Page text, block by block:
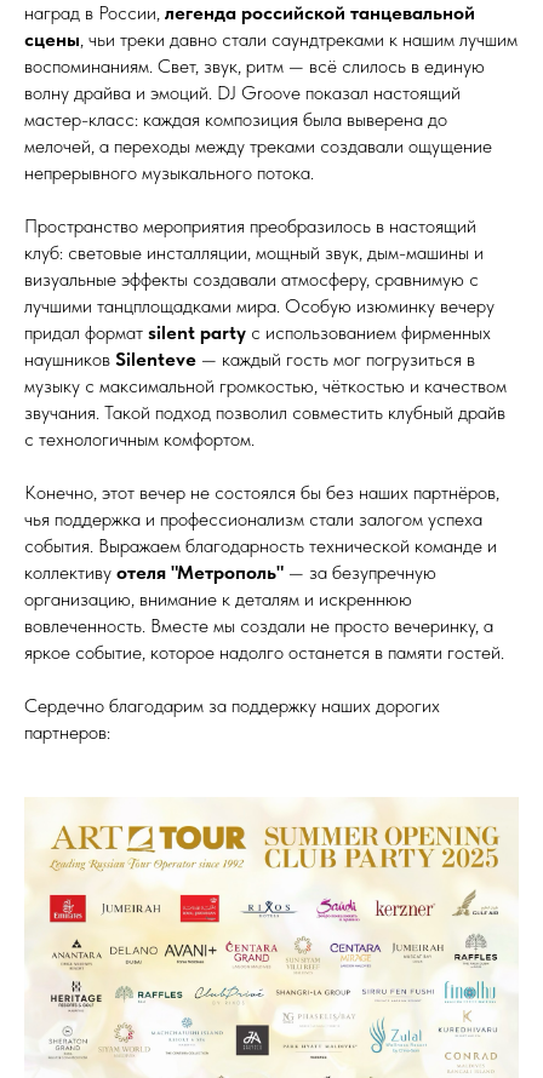
наград в России, легенда российской танцевальной
сцены, чьи треки давно стали саундтреками к нашим лучшим
воспоминаниям. Свет, звук, ритм — всё слилось в единую
волну драйва и эмоций. DJ Groove показал настоящий
мастер-класс: каждая композиция была выверена до
мелочей, а переходы между треками создавали ощущение
непрерывного музыкального потока.
Пространство мероприятия преобразилось в настоящий
клуб: световые инсталляции, мощный звук, дым-машины и
визуальные эффекты создавали атмосферу, сравнимую с
лучшими танцплощадками мира. Особую изюминку вечеру
придал формат silent party с использованием фирменных
наушников Silenteve — каждый гость мог погрузиться в
музыку с максимальной громкостью, чёткостью и качеством
звучания. Такой подход позволил совместить клубный драйв
с технологичным комфортом.
Конечно, этот вечер не состоялся бы без наших партнёров,
чья поддержка и профессионализм стали залогом успеха
события. Выражаем благодарность технической команде и
коллективу отеля "Метрополь" — за безупречную
организацию, внимание к деталям и искреннюю
вовлеченность. Вместе мы создали не просто вечеринку, а
яркое событие, которое надолго останется в памяти гостей.
Сердечно благодарим за поддержку наших дорогих
партнеров: